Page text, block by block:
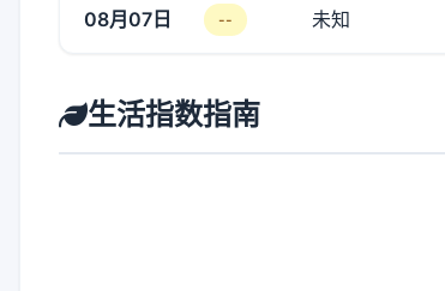
08月07日 -- 未知
生活指数指南